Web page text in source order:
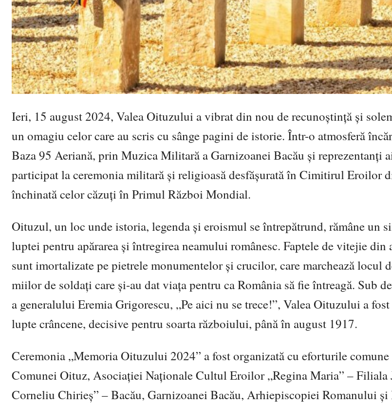
Ieri, 15 august 2024, Valea Oituzului a vibrat din nou de recunoștință și
un omagiu celor care au scris cu sânge pagini de istorie. Într-o atmosferă
Baza 95 Aeriană, prin Muzica Militară a Garnizoanei Bacău și reprezentanți
participat la ceremonia militară și religioasă desfășurată în Cimitirul Eroilor
închinată celor căzuți în Primul Război Mondial.
Oituzul, un loc unde istoria, legenda și eroismul se întrepătrund, rămâne un
luptei pentru apărarea și întregirea neamului românesc. Faptele de vitejie
sunt imortalizate pe pietrele monumentelor și crucilor, care marchează locul
miilor de soldați care și-au dat viața pentru ca România să fie întreagă. Sub
a generalului Eremia Grigorescu, „Pe aici nu se trece!”, Valea Oituzului a
lupte crâncene, decisive pentru soarta războiului, până în august 1917.
Ceremonia „Memoria Oituzului 2024” a fost organizată cu eforturile
Comunei Oituz, Asociației Naționale Cultul Eroilor „Regina Maria” – Filiala
Corneliu Chirieș” – Bacău, Garnizoanei Bacău, Arhiepiscopiei Romanului și